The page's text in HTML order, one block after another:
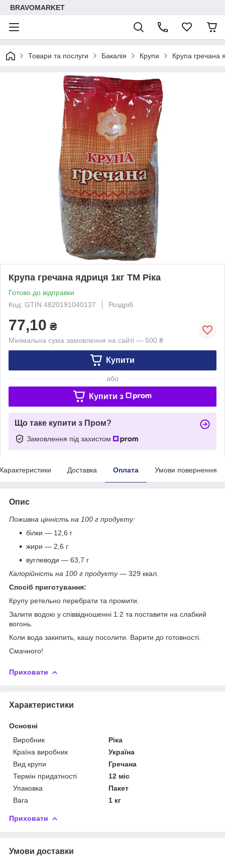
BRAVOMARKET
Товари та послуги Бакалія Крупи Крупа гречана
Крупа гречана ядриця 1кг ТМ Ріка
Готово до відправки
Код: GTIN 4820191040137
Роздріб
77,10 ₴
Мінімальна сума замовлення на сайті — 500 ₴
Купити
або
Купити з
Що таке купити з Пром?
Замовлення під захистом
Доставка Оплата Умови повернення
Опис
Поживна цінність на 100 г продукту:
білки — 12,6 г
жири — 2,6 г
вуглеводи — 63,7 г
Калорійність на 100 г продукту— 329 ккал.
Спосіб приготування:
Крупу ретельно перебрати та промити.
Залити водою у співвідношенні 1:2 та поставити на слабкий
вогонь.
Коли вода закипить, кашу посолити. Варити до готовності.
Смачного!
Приховати
Характеристики
Основні
Виробник
Ріка
Країна виробник
Україна
Вид крупи
Гречана
Термін придатності
12 міс
Упаковка
Пакет
Вага
1 кг
Приховати
Умови доставки